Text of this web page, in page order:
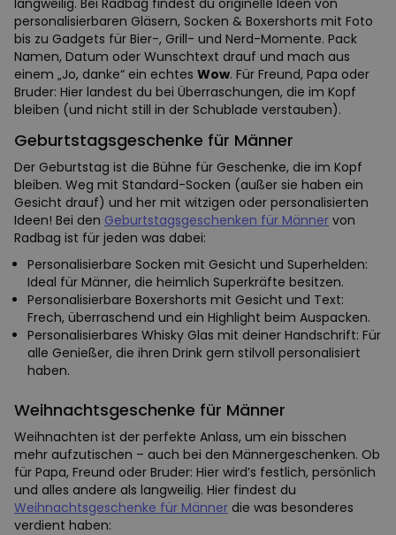
personalisierbaren Gläsern, Socken & Boxershorts mit Foto
bis zu Gadgets für Bier-, Grill- und Nerd-Momente. Pack
Namen, Datum oder Wunschtext drauf und mach aus
einem „Jo, danke“ ein echtes Wow. Für Freund, Papa oder
Bruder: Hier landest du bei Überraschungen, die im Kopf
bleiben (und nicht still in der Schublade verstauben).
Geburtstagsgeschenke für Männer
Der Geburtstag ist die Bühne für Geschenke, die im Kopf
bleiben. Weg mit Standard-Socken (außer sie haben ein
Gesicht drauf) und her mit witzigen oder personalisierten
Ideen! Bei den Geburtstagsgeschenken für Männer von
Radbag ist für jeden was dabei:
Personalisierbare Socken mit Gesicht und Superhelden:
Ideal für Männer, die heimlich Superkräfte besitzen.
Personalisierbare Boxershorts mit Gesicht und Text:
Frech, überraschend und ein Highlight beim Auspacken.
Personalisierbares Whisky Glas mit deiner Handschrift: Für
alle Genießer, die ihren Drink gern stilvoll personalisiert
haben.
Weihnachtsgeschenke für Männer
Weihnachten ist der perfekte Anlass, um ein bisschen
mehr aufzutischen – auch bei den Männergeschenken. Ob
für Papa, Freund oder Bruder: Hier wird’s festlich, persönlich
und alles andere als langweilig. Hier findest du
Weihnachtsgeschenke für Männer die was besonderes
verdient haben: